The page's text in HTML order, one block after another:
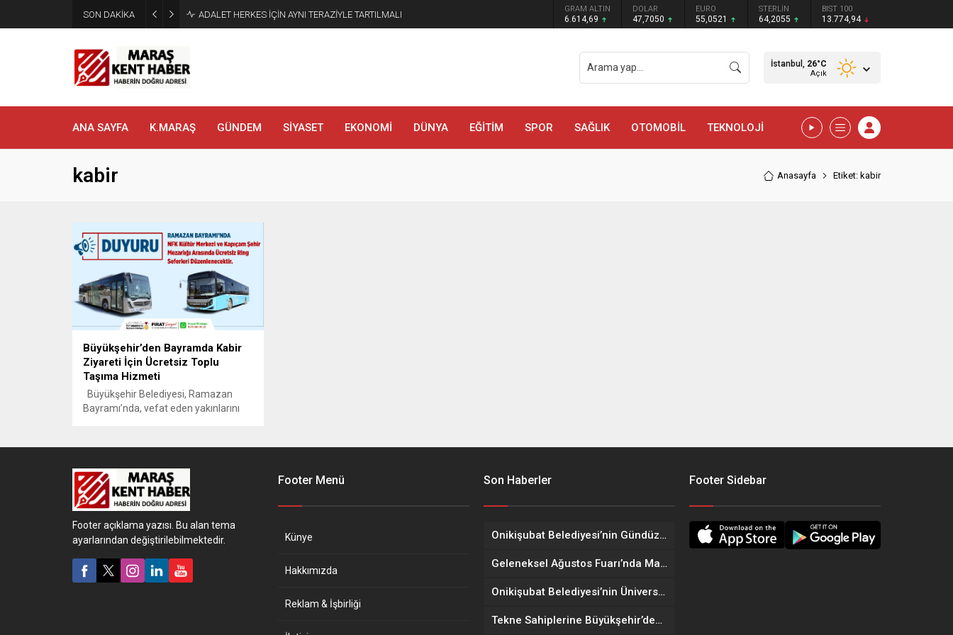
SON DAKİKA ADALET HERKES İÇİN AYNI TERAZİYLE TARTILMALI GRAM ALTIN
6.614,69
DOLAR
47,7050
EURO
55,0521
STERLİN
64,2055
BIST 100
13.774,94
İstanbul, 26°C
Açık
ANA SAYFA K.MARAŞ GÜNDEM SİYASET EKONOMİ DÜNYA EĞİTİM SPOR SAĞLIK OTOMOBİL TEKNOLOJİ
kabir Anasayfa Etiket: kabir
Büyükşehir’den Bayramda Kabir
Ziyareti İçin Ücretsiz Toplu
Taşıma Hizmeti
Büyükşehir Belediyesi, Ramazan
Bayramı’nda, vefat eden yakınlarını
Mezarlığı’na ulaşımını sağlamak için
seferleri düzenleyecek.
Kahramanmaraş Büyükşehir
Belediyesi, Ramazan Bayramı
süresince, ahirete irtihal eden
yakınlarını kabirleri başında ziyaret
ücretsiz ulaşım hizmeti sunacak. 30...
Footer açıklama yazısı. Bu alan tema
ayarlarından değiştirilebilmektedir.
Footer Menü
Künye
Hakkımızda
Reklam & İşbirliği
Son Haberler
Onikişubat Belediyesi’nin Gündüz Bakımevi’nde yeni dönemin ön kayıtları başladı
Geleneksel Ağustos Fuarı’nda Madrigal Coşkusu
Onikişubat Belediyesi’nin Üniversite Hazırlık Kursu başvurularında son gün 7 Ağustos
Tekne Sahiplerine Büyükşehir’den Kritik Uyarı; Belgelerinizi Kontrol Edin!
Footer Sidebar